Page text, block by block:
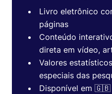
Livro eletrônico
páginas
Conteúdo
direta em vídeo,
Valores
especiais das
Disponível em